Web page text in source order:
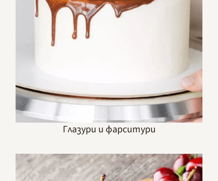
Глазури и фарситури